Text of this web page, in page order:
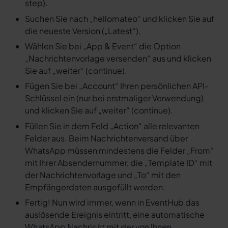
step).
Suchen Sie nach „hellomateo“ und klicken Sie auf
die neueste Version („Latest“).
Wählen Sie bei „App & Event“ die Option
„Nachrichtenvorlage versenden“ aus und klicken
Sie auf „weiter“ (continue).
Fügen Sie bei „Account“ Ihren persönlichen API-
Schlüssel ein (nur bei erstmaliger Verwendung)
und klicken Sie auf „weiter“ (continue).
Füllen Sie in dem Feld „Action“ alle relevanten
Felder aus. Beim Nachrichtenversand über
WhatsApp müssen mindestens die Felder „From“
mit Ihrer Absendernummer, die „Template ID“ mit
der Nachrichtenvorlage und „To“ mit den
Empfängerdaten ausgefüllt werden.
Fertig! Nun wird immer, wenn in EventHub das
auslösende Ereignis eintritt, eine automatische